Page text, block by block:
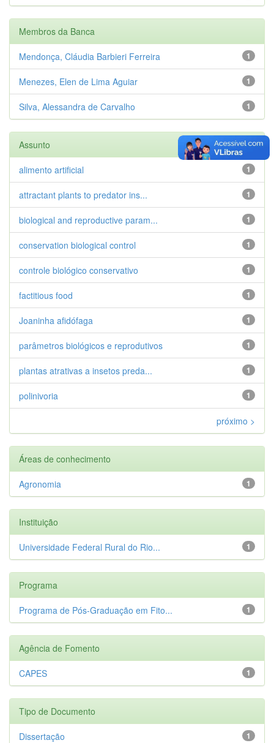
Membros da Banca
1
Mendonça, Cláudia Barbieri Ferreira
1
Menezes, Elen de Lima Aguiar
1
Silva, Alessandra de Carvalho
Assunto
1
alimento artificial
1
attractant plants to predator ins...
1
biological and reproductive param...
1
conservation biological control
1
controle biológico conservativo
1
factitious food
1
Joaninha afidófaga
1
parâmetros biológicos e reprodutivos
1
plantas atrativas a insetos preda...
1
polinivoria
próximo >
Áreas de conhecimento
1
Agronomia
Instituição
1
Universidade Federal Rural do Rio...
Programa
1
Programa de Pós-Graduação em Fito...
Agência de Fomento
1
CAPES
Tipo de Documento
1
Dissertação